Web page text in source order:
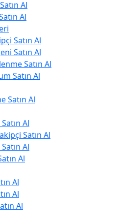
Al
Al
Satın Al
Satın Al
Satın Al
Satın Al
Satın Al
Al
Satın Al
Al
Al
Al
Al
Al